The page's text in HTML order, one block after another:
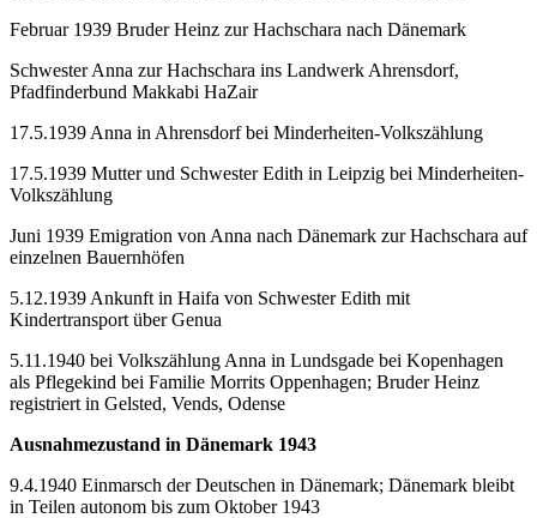
Februar 1939 Bruder Heinz zur Hachschara nach Dänemark
Schwester Anna zur Hachschara ins Landwerk Ahrensdorf,
Pfadfinderbund Makkabi HaZair
17.5.1939 Anna in Ahrensdorf bei Minderheiten-Volkszählung
17.5.1939 Mutter und Schwester Edith in Leipzig bei Minderheiten-
Volkszählung
Juni 1939 Emigration von Anna nach Dänemark zur Hachschara auf
einzelnen Bauernhöfen
5.12.1939 Ankunft in Haifa von Schwester Edith mit
Kindertransport über Genua
5.11.1940 bei Volkszählung Anna in Lundsgade bei Kopenhagen
als Pflegekind bei Familie Morrits Oppenhagen; Bruder Heinz
registriert in Gelsted, Vends, Odense
Ausnahmezustand in Dänemark 1943
9.4.1940 Einmarsch der Deutschen in Dänemark; Dänemark bleibt
in Teilen autonom bis zum Oktober 1943